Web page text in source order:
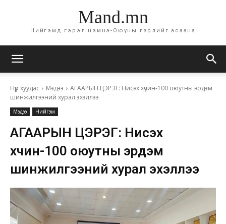
Mand.mn
Нийгэмд гэрэл нэмнэ-Оюуны гэрлийг асаана
Нүүр хуудас Мэдээ
АГААРЫН ЦЭРЭГ: Нисэх хүчин-100 оюутны эрдэм
шинжилгээний хурал эхэллээ
Мэдээ Нийгэм
АГААРЫН ЦЭРЭГ: Нисэх
хүчин-100 оюутны эрдэм
шинжилгээний хурал эхэллээ